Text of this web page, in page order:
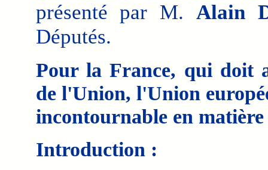
présenté par M.Alain
Députés.
Pour la France, qui doit
de l'Union, l'Union
incontournable en
Introduction :